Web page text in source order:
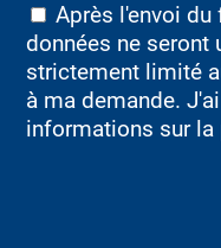
Après l'envoi
données ne seront
strictement limité
à ma demande.
informations sur la